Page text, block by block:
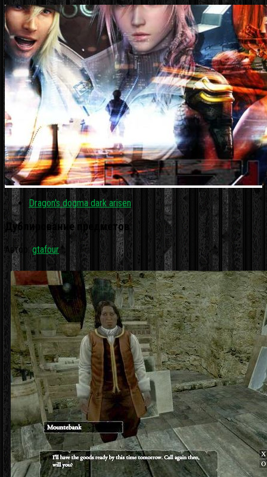
Dragon's dogma dark arisen
Дублирование предметов
Автор:gtafour